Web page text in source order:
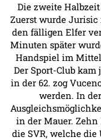
Die zweite
Zuerst wurde Jurisic
den fälligen Elfer
Minuten später
Handspiel im
Der Sport-Club
in der 62. zog
werden. In
in der Mauer.
die SVR, welche